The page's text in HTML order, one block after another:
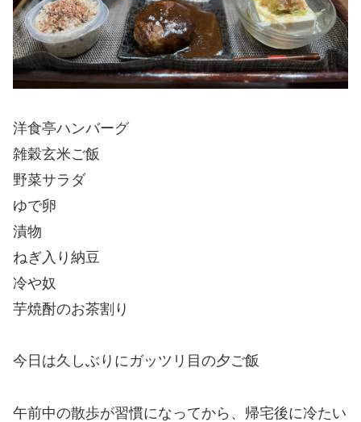
洋食亭ハンバーグ
雑穀玄米ご飯
野菜サラダ
ゆで卵
漬物
ねぎ入り納豆
冷や奴
芋焼酎のお茶割り
今日は久しぶりにガッツリ目の夕ご飯
午前中の散歩が習慣になってから、帰宅後に冷たい